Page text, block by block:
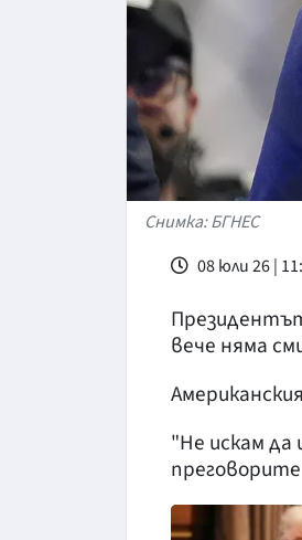
Снимка: БГНЕС
08 юли 26 |
вече няма
"Не искам да
преговорите